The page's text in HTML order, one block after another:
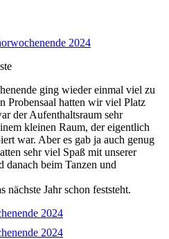
ging wieder einmal viel zu
Probensaal hatten wir viel Platz
der Aufenthaltsraum sehr
kleinen Raum, der eigentlich
war. Aber es gab ja auch genug
sehr viel Spaß mit unserer
danach beim Tanzen und
nächste Jahr schon feststeht.